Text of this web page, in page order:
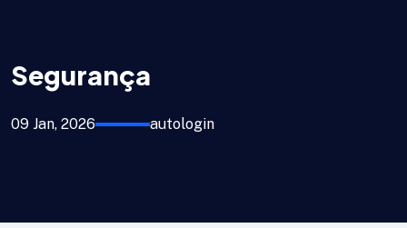
Segurança
09 Jan, 2026 autologin